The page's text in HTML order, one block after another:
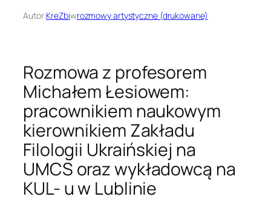
Autor:KreZbiwrozmowy artystyczne (drukowane)
Rozmowa z profesorem
Michałem Łesiowem:
pracownikiem naukowym
kierownikiem Zakładu
Filologii Ukraińskiej na
UMCS oraz wykładowcą na
KUL- u w Lublinie